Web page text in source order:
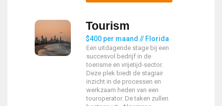
Tourism
$400 per maand // Florida
Een uitdagende stage bij een
succesvol bedrijf in de
toerisme en vrijetijd-sector.
Deze plek biedt de stagiair
inzicht in de processen en
werkzaam heden van een
touroperator. De taken zullen